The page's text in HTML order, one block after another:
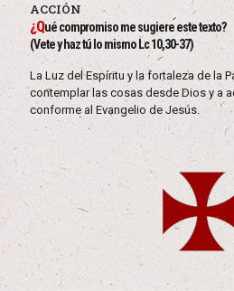
ACCIÓN
¿Qué compromiso me sugiere este texto?
(Vete y haz tú lo mismo Lc 10,30-37)
La Luz del Espíritu y la fortaleza de la
contemplar las cosas desde Dios y a
conforme al Evangelio de Jesús.